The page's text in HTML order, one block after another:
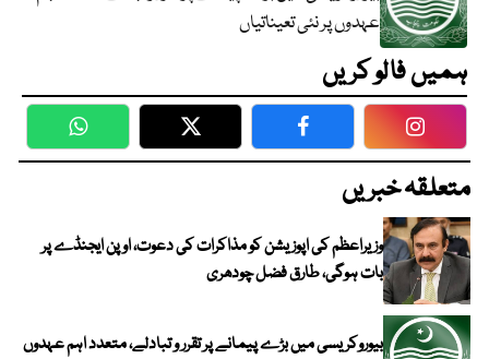
عہدوں پر نئی تعیناتیاں
ہمیں فالو کریں
WhatsApp Twitter Facebook
متعلقہ خبریں
وزیراعظم کی اپوزیشن کو مذاکرات کی دعوت، اوپن ایجنڈے پر
بات ہوگی، طارق فضل چودھری
بیوروکریسی میں بڑے پیمانے پر تقرر و تبادلے، متعدد اہم عہدوں